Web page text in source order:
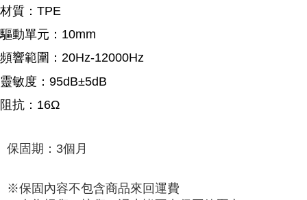
材質：TPE
驅動單元：10mm
頻響範圍：20Hz-12000Hz
靈敏度：95dB±5dB
阻抗：16Ω
保固期：3個月
※保固內容不包含商品來回運費